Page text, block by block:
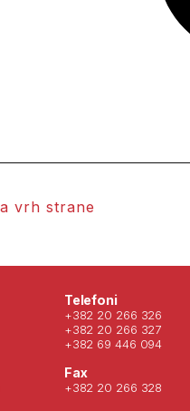
vrh strane
Telefoni
+382 20 266 326
+382 20 266 327
+382 69 446 094
Fax
+382 20 266 328